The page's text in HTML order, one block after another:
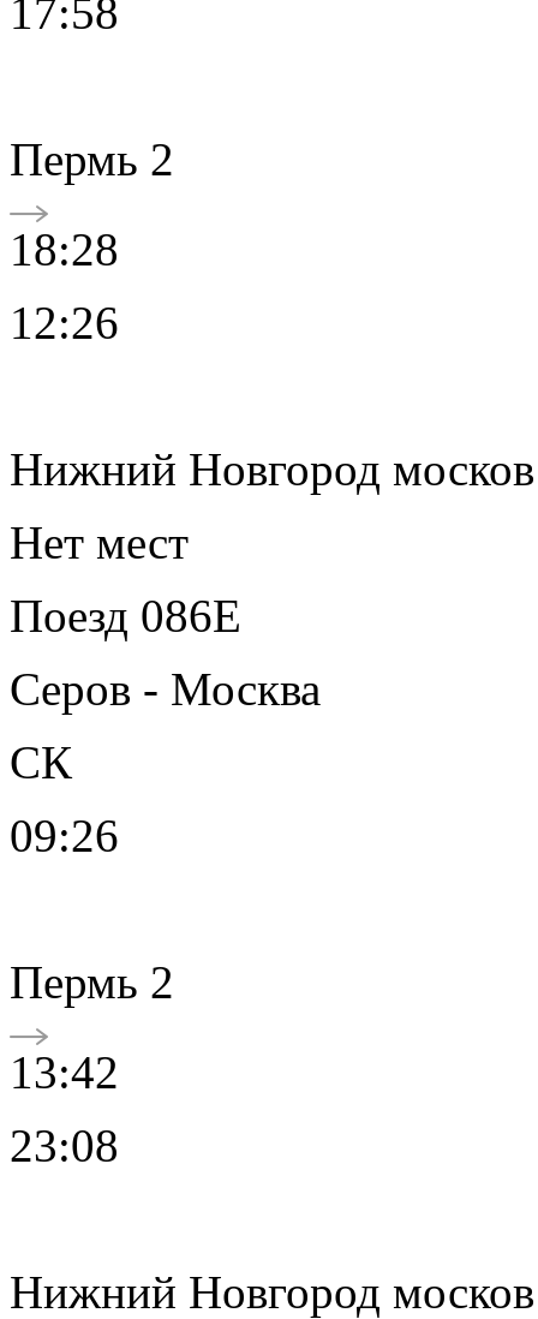
17:58
Пермь 2
18:28
12:26
Нижний Новгород москов
Нет мест
Поезд 086Е
Серов - Москва
СК
09:26
Пермь 2
13:42
23:08
Нижний Новгород москов